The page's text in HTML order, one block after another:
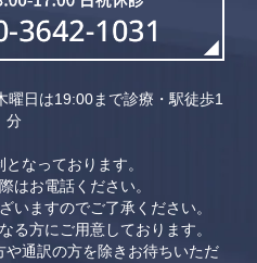
曜日は19:00まで診療・駅徒歩1
分
なっております。
はお電話ください。
いますのでご了承ください。
る方にご用意しております。
通訳の方を除きお待ちいただ